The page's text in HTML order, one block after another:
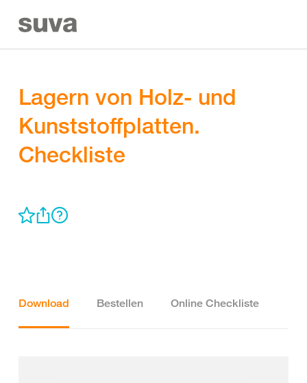
Lagern von Holz- und
Kunststoffplatten.
Checkliste
Download Bestellen Online Checkliste